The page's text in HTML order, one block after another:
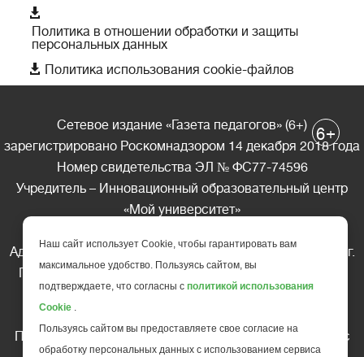

Политика в отношении обработки и защиты
персональных данных
 Политика использования cookie-файлов
Сетевое издание «Газета педагогов» (6+)
зарегистрировано Роскомнадзором 14 декабря 2018 года
Номер свидетельства ЭЛ № ФС77-74596
Учредитель – Инновационный образовательный центр
«Мой университет»
Адрес редакции: 185035 Россия, Республика Карелия, г.
Петрозаводск, ул. Фридриха Энгельса д.10, офис 211
Телефон редакции: +7 (499) 685-10-45
Перепечатка материалов газеты допускается только c
6+
Наш сайт использует Cookie, чтобы гарантировать вам
максимальное удобство. Пользуясь сайтом, вы
подтверждаете, что согласны с политикой использования
Cookie .
Пользуясь сайтом вы предоставляете свое согласие на
обработку персональных данных с использованием сервиса